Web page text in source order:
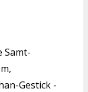
Samt-
Gestick -